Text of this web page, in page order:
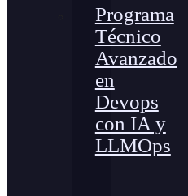
Programa
Técnico
Avanzado
en
Devops
con IA y
LLMOps